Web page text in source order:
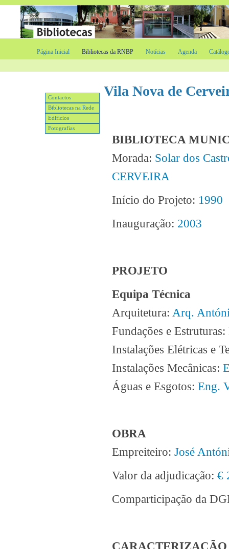
Página Inicial Bibliotecas da RNBP Notícias Agenda
Contactos
Bibliotecas na Rede
Edifícios
Fotografias
Vila Nova de
BIBLIOTECA
Morada: Solar dos
CERVEIRA
Início do Projeto: 1990
Inauguração: 2003
PROJETO
Equipa Técnica
Arquitetura: Arq.
Fundações e Estruturas:
Instalações Elétricas e
Instalações Mecânicas:
Águas e Esgotos: Eng.
OBRA
Empreiteiro: José
Valor da adjudicação: €
Comparticipação da